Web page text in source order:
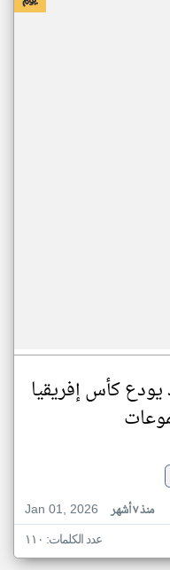
كأس إفريقيا
Jan 01, 2026
منذ ٧ أشهر
عدد الكلمات: ١١٠